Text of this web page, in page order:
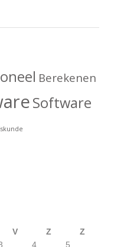
Berekenen
Software
V Z
Z
4 5